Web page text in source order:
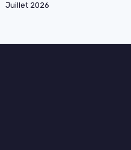
Juillet 2026